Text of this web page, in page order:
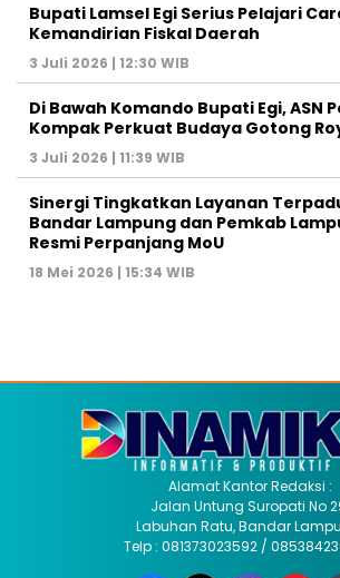
Bupati Lamsel Egi Serius Pelajari
Kemandirian Fiskal Daerah
3 Juli 2026 | 12:30 WIB
Di Bawah Komando Bupati Egi, ASN
Kompak Perkuat Budaya Gotong
3 Juli 2026 | 11:39 WIB
Sinergi Tingkatkan Layanan Terpadu,
Bandar Lampung dan Pemkab
Resmi Perpanjang MoU
18 Mei 2026 | 15:34 WIB
Alamat Kantor Redaksi :
Jalan Untung Suropati No
Labuhan Ratu, Bandar
Telp : 081373023592 /